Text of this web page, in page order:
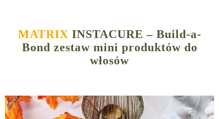
MATRIX INSTACURE – Build-a-
Bond zestaw mini produktów do
włosów